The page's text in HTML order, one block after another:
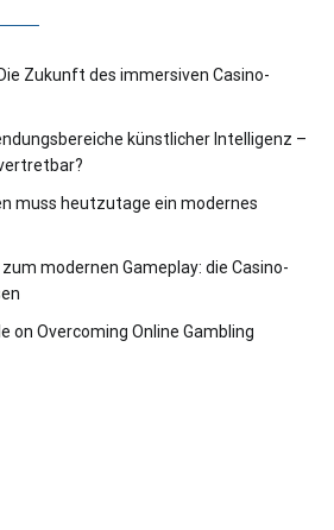
Zukunft des immersiven Casino-
künstlicher Intelligenz –
muss heutzutage ein modernes
modernen Gameplay: die Casino-
on Overcoming Online Gambling